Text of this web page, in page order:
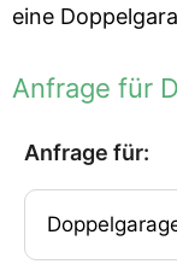
eine
Anfrage für
Anfrage für: